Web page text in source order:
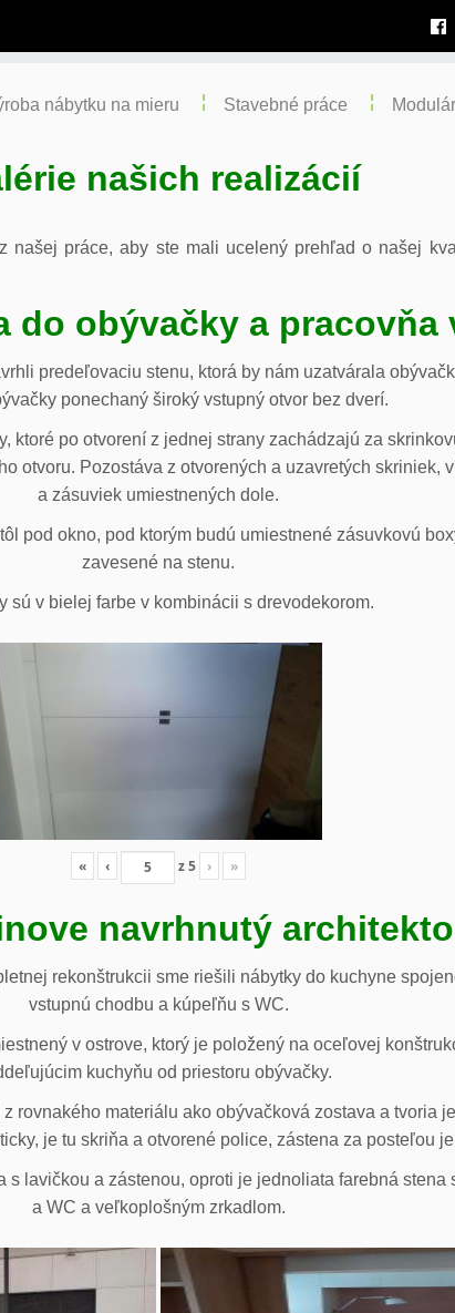
nábytku na mieru Stavebné práce
našich realizácií
našej práce, aby ste mali ucelený prehľad o našej
do obývačky a pracovňa
predeľovaciu stenu, ktorá by nám uzatvárala
ponechaný široký vstupný otvor bez dverí.
ktoré po otvorení z jednej strany zachádzajú za
otvoru. Pozostáva z otvorených a uzavretých skriniek,
a zásuviek umiestnených dole.
pod okno, pod ktorým budú umiestnené zásuvkovú
zavesené na stenu.
sú v bielej farbe v kombinácii s drevodekorom.
« ‹ z5 › »
navrhnutý
rekonštrukcii sme riešili nábytky do kuchyne
vstupnú chodbu a kúpeľňu s WC.
v ostrove, ktorý je položený na oceľovej
kuchyňu od priestoru obývačky.
rovnakého materiálu ako obývačková zostava a tvoria
je tu skriňa a otvorené police, zástena za posteľou
s lavičkou a zástenou, oproti je jednoliata farebná stena
a WC a veľkoplošným zrkadlom.